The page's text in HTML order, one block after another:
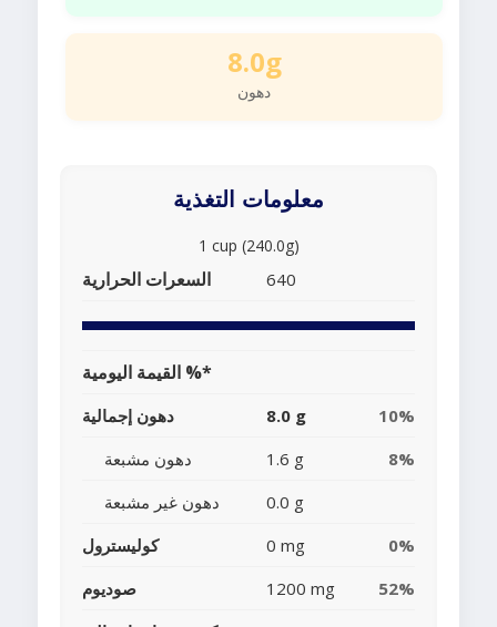
8.0g
دهون
معلومات التغذية
1 cup (240.0g)
السعرات الحرارية 640
القيمة اليومية %*
دهون إجمالية 8.0 g
10%
دهون مشبعة
1.6 g
8%
دهون غير مشبعة
0.0 g
كوليسترول
0 mg
0%
صوديوم
1200 mg
52%